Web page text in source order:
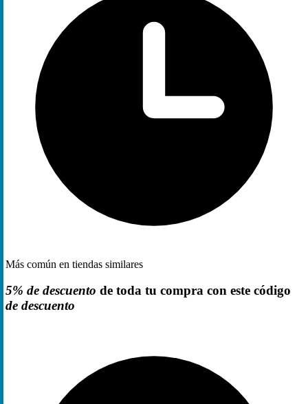
Más común en tiendas similares
5% de descuento de toda tu compra con este código
de descuento